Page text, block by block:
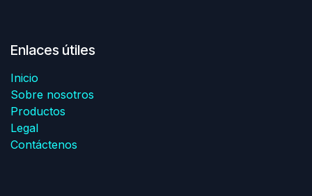
Enlaces útiles
Inicio
Sobre nosotros
Productos
Legal
Contáctenos